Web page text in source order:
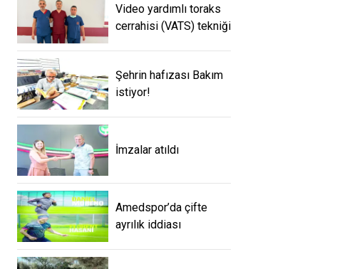
Video yardımlı toraks
cerrahisi (VATS) tekniği
Şehrin hafızası Bakım
istiyor!
İmzalar atıldı
Amedspor’da çifte
ayrılık iddiası